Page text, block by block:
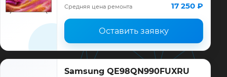
Samsung, смета до ремонта, запчасти и
гарантия до 12 меся…
Средняя цена ремонта 17 250 ₽
Оставить заявку
Samsung QE98QN990FUXRU